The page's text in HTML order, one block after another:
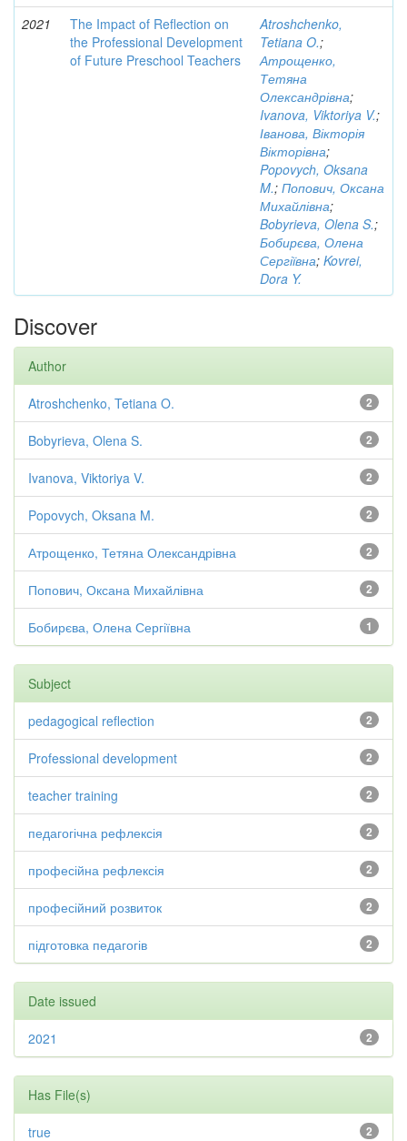
2021
The Impact of Reflection on
the Professional Development
of Future Preschool Teachers
Atroshchenko,
Tetiana O.;
Атрощенко,
Тетяна
Олександрівна;
Ivanova, Viktoriya V.;
Іванова, Вікторія
Вікторівна;
Popovych, Oksana
M.; Попович, Оксана
Михайлівна;
Bobyrieva, Olena S.;
Бобирєва, Олена
Сергіївна; Kovrei,
Dora Y.
Discover
Author
2
Atroshchenko, Tetiana O.
2
Bobyrieva, Olena S.
2
Ivanova, Viktoriya V.
2
Popovych, Oksana M.
2
Атрощенко, Тетяна Олександрівна
2
Попович, Оксана Михайлівна
1
Бобирєва, Олена Сергіївна
Subject
2
pedagogical reflection
2
Professional development
2
teacher training
2
педагогічна рефлексія
2
професійна рефлексія
2
професійний розвиток
2
підготовка педагогів
Date issued
2
2021
Has File(s)
2
true